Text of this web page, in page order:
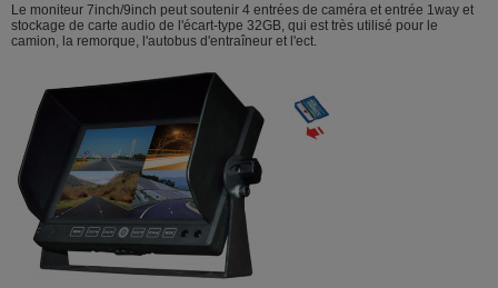
Le moniteur 7inch/9inch peut soutenir 4 entrées de caméra et entrée 1way et
stockage de carte audio de l'écart-type 32GB, qui est très utilisé pour le
camion, la remorque, l'autobus d'entraîneur et l'ect.